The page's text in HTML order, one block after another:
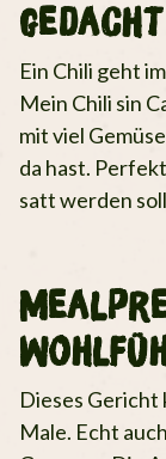
gedacht
Ein Chili geht
Mein Chili sin
mit viel
da hast.
satt werden
Dieses Gericht
Male. Echt